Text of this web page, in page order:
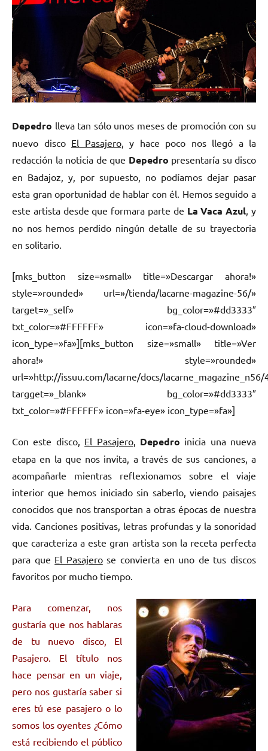
Depedro lleva tan sólo unos meses de promoción con su
nuevo disco El Pasajero, y hace poco nos llegó a la
redacción la noticia de que Depedro presentaría su disco
en Badajoz, y, por supuesto, no podíamos dejar pasar
esta gran oportunidad de hablar con él. Hemos seguido a
este artista desde que formara parte de La Vaca Azul , y
no nos hemos perdido ningún detalle de su trayectoria
en solitario.
[mks_button size=»small» title=»Descargar ahora!»
style=»rounded» url=»/tienda/lacarne-magazine-56/»
target=»_self» bg_color=»#dd3333″
txt_color=»#FFFFFF» icon=»fa-cloud-download»
icon_type=»fa»][mks_button size=»small» title=»Ver
ahora!» style=»rounded»
url=»http://issuu.com/lacarne/docs/lacarne_magazine_n56/
targget=»_blank» bg_color=»#dd3333″
txt_color=»#FFFFFF» icon=»fa-eye» icon_type=»fa»]
Con este disco, El Pasajero, Depedro inicia una nueva
etapa en la que nos invita, a través de sus canciones, a
acompañarle mientras reflexionamos sobre el viaje
interior que hemos iniciado sin saberlo, viendo paisajes
conocidos que nos transportan a otras épocas de nuestra
vida. Canciones positivas, letras profundas y la sonoridad
que caracteriza a este gran artista son la receta perfecta
para que El Pasajerose convierta en uno de tus discos
favoritos por mucho tiempo.
Para comenzar, nos
gustaría que nos hablaras
de tu nuevo disco, El
Pasajero. El título nos
hace pensar en un viaje,
pero nos gustaría saber si
eres tú ese pasajero o lo
somos los oyentes ¿Cómo
está recibiendo el público